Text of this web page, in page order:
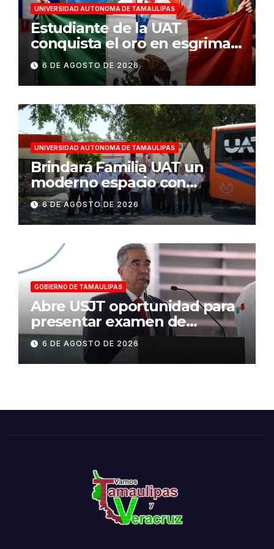
UNIVERSIDAD AUTONOMA DE TAMAULIPAS
Estudiante de la UAT
conquista el oro en esgrima
en Santo Domingo 2026
6 DE AGOSTO DE 2026
UNIVERSIDAD AUTONOMA DE TAMAULIPAS
Brindará Familia UAT un
moderno espacio con
sentido humano en la nueva
sede del COMASS
6 DE AGOSTO DE 2026
GOBIERNO DE TAMAULIPAS
Abre USJT oportunidad para
presentar examen de
admisión, este sábado
6 DE AGOSTO DE 2026